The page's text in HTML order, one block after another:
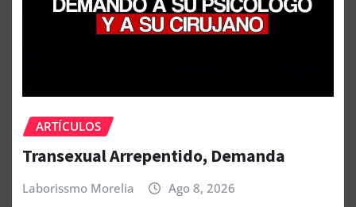
ARTÍCULOS
Transexual Arrepentido, Demanda
Laborissmo Morelia Ago 8, 2026